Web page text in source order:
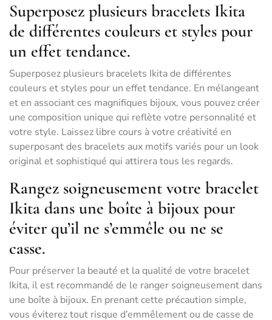
Superposez plusieurs bracelets Ikita
de différentes couleurs et styles pour
un effet tendance.
Superposez plusieurs bracelets Ikita de différentes
couleurs et styles pour un effet tendance. En mélangeant
et en associant ces magnifiques bijoux, vous pouvez créer
une composition unique qui reflète votre personnalité et
votre style. Laissez libre cours à votre créativité en
superposant des bracelets aux motifs variés pour un look
original et sophistiqué qui attirera tous les regards.
Rangez soigneusement votre bracelet
Ikita dans une boîte à bijoux pour
éviter qu’il ne s’emmêle ou ne se
casse.
Pour préserver la beauté et la qualité de votre bracelet
Ikita, il est recommandé de le ranger soigneusement dans
une boîte à bijoux. En prenant cette précaution simple,
vous éviterez tout risque d’emmêlement ou de casse de